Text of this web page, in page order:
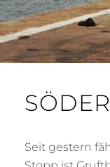
Seit gestern